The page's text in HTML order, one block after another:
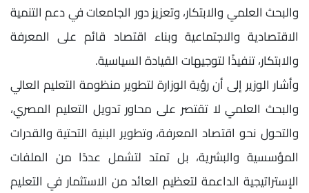
والبحث العلمي والابتكار، وتعزيز دور الجامعات في دعم التنمية
الاقتصادية والاجتماعية وبناء اقتصاد قائم على المعرفة
والابتكار، تنفيذًا لتوجيهات القيادة السياسية.
وأشار الوزير إلى أن رؤية الوزارة لتطوير منظومة التعليم العالي
والبحث العلمي لا تقتصر على محاور تدويل التعليم المصري،
والتحول نحو اقتصاد المعرفة، وتطوير البنية التحتية والقدرات
المؤسسية والبشرية، بل تمتد لتشمل عددًا من الملفات
الإستراتيجية الداعمة لتعظيم العائد من الاستثمار في التعليم